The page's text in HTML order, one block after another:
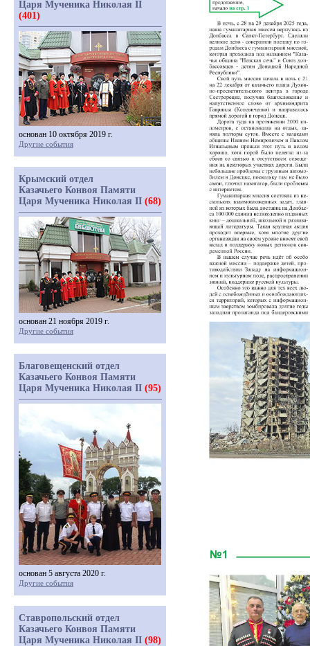
Царя Мученика Николая II
(401)
основан 10 октября 2019 г.
Другие события
Крымский отдел
Казачьего Конвоя Памяти
Царя Мученика Николая II (68)
основан 21 ноября 2019 г.
Другие события
Благовещенский отдел
Казачьего Конвоя Памяти
Царя Мученика Николая II (95)
основан 5 августа 2020 г.
Другие события
Ставропольский отдел
Казачьего Конвоя Памяти
Царя Мученика Николая II (98)